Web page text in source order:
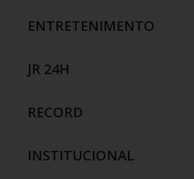
ENTRETENIMENTO
JR 24H
RECORD
INSTITUCIONAL